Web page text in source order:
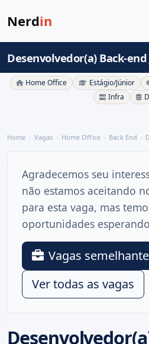
Nerdin
Desenvolvedor(a) Back-
Home Office Estágio/Júnior
Infra
Home Vagas Home Office Back End
Agradecemos seu
não estamos aceitando
para esta vaga, mas
oportunidades
Vagas
Ver todas as vagas